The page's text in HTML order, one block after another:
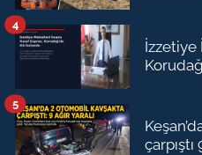
İzzetiye
4
çarpıştı
5